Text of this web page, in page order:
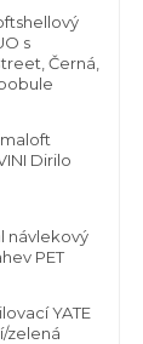
s
Černá,
Dirilo
návlekový
PET
YATE
zelená